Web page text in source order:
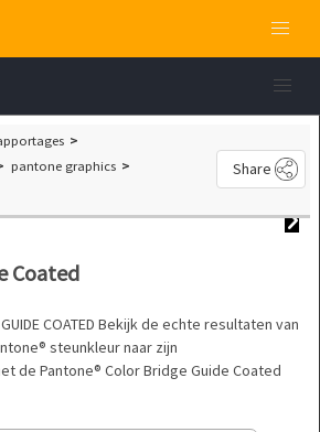
pantone graphics
Share
Coated
COATED Bekijk de echte resultaten van
steunkleur naar zijn
de Pantone® Color Bridge Guide Coated